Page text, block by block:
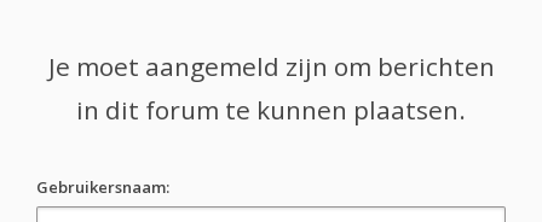
Je moet aangemeld zijn om berichten
in dit forum te kunnen plaatsen.
Gebruikersnaam: